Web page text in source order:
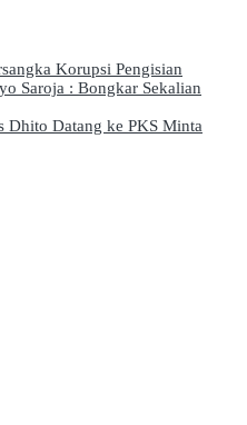
Korupsi Pengisian
Saroja : Bongkar Sekalian
Dhito Datang ke PKS Minta